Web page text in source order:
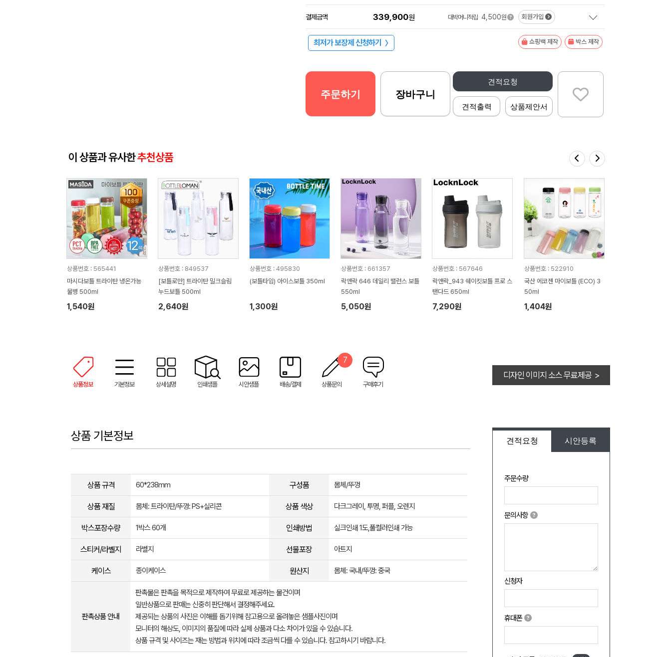
결제금액 339,900원 대박머니적립 4,500원 회원가입
최저가 보장제 신청하기 〉 쇼핑백 제작 박스 제작
견적요청
견적출력 상품제안서
주문하기 장바구니
이 상품과 유사한추천상품
상품번호 : 565441
마시다보틀 트라이탄 냉온가능
물병 500ml
1,540원
상품번호 : 849537
[보틀로만] 트라이탄 밀크슬림
누드보틀 500ml
2,640원
상품번호 : 495830
(보틀타임) 아이스보틀 350ml
1,300원
상품번호 : 661357
락앤락 646 데일리 밸런스 보틀
550ml
5,050원
상품번호 : 567646
락앤락_943 쉐이킷보틀 프로 스
탠다드 650ml
7,290원
상품번호 : 522910
국산 에코젠 마이보틀 (ECO) 3
50ml
1,404원
상품정보 기본정보 상세설명 인쇄샘플 시안샘플 배송/결제 상품문의
7
구매후기
디자인 이미지 소스 무료제공 >
견적요청 시안등록
주문수량
문의사항
신청자
휴대폰
상품 기본정보
상품 규격 60*238mm 구성품 몸체/뚜껑
상품 재질 몸체: 트라이탄/뚜껑: PS+실리콘 상품 색상 다크그레이, 투명, 퍼플, 오렌지
박스포장수량 1박스 60개 인쇄방법 실크인쇄 1도,풀컬러인쇄 가능
스티커/라벨지 라벨지 선물포장 아트지
케이스 종이케이스 원산지 몸체: 국내/뚜껑: 중국
판촉상품 안내
판촉물은 판촉을 목적으로 제작하여 무료로 제공하는 물건이며
일반상품으로 판매는 신중히 판단해서 결정해주세요.
제공되는 상품의 사진은 이해를 돕기위해 참고용으로 올려놓은 샘플사진이며
모니터의 해상도, 이미지의 품질에 따라 실제 상품과 다소 차이가 있을 수 있습니다.
상품 규격 및 사이즈는 재는 방법과 위치에 따라 조금씩 다를 수 있습니다. 참고하시기 바랍니다.